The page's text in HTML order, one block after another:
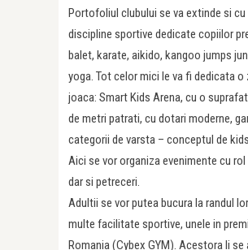
Portofoliul clubului se va extinde si cu
discipline sportive dedicate copiilor
balet, karate, aikido, kangoo jumps
yoga. Tot celor mici le va fi dedicata o
joaca: Smart Kids Arena, cu o
de metri patrati, cu dotari moderne,
categorii de varsta – conceptul de
Aici se vor organiza evenimente cu
dar si petreceri.
Adultii se vor putea bucura la randul
multe facilitate sportive, unele in
Romania (Cybex GYM). Acestora li se